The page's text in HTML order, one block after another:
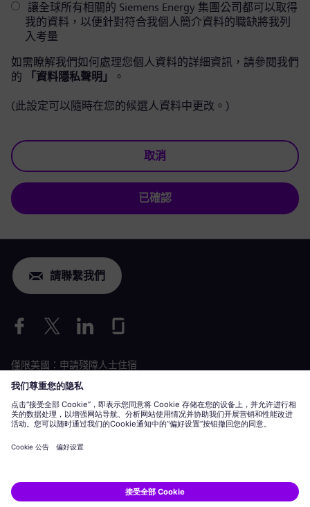
讓全球所有相關的 Siemens Energy 集團公司都可以取得
我的資料，以便針對符合我個人簡介資料的職缺將我列
入考量
如需瞭解我們如何處理您個人資料的詳細資訊，請參閱我們
的
「資料隱私聲明」 。
(此設定可以隨時在您的候選人資料中更改。)
取消
已確認
請聯繫我們
僅限美國：申請殘障人士住宿
勞動條件申請
Siemens Energy 是 Siemens AG 授權的商標。